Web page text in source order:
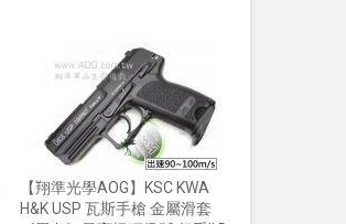
【翔準光學AOG】KSC KWA
H&K USP 瓦斯手槍 金屬滑套